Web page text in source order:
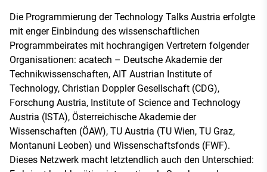
Die Programmierung der Technology Talks Austria erfolgte
mit enger Einbindung des wissenschaftlichen
Programmbeirates mit hochrangigen Vertretern folgender
Organisationen: acatech – Deutsche Akademie der
Technikwissenschaften, AIT Austrian Institute of
Technology, Christian Doppler Gesellschaft (CDG),
Forschung Austria, Institute of Science and Technology
Austria (ISTA), Österreichische Akademie der
Wissenschaften (ÖAW), TU Austria (TU Wien, TU Graz,
Montanuni Leoben) und Wissenschaftsfonds (FWF).
Dieses Netzwerk macht letztendlich auch den Unterschied: